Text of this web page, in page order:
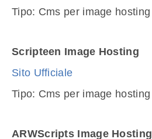
Tipo: Cms per image hosting
Scripteen Image Hosting
Sito Ufficiale
Tipo: Cms per image hosting
ARWScripts Image Hosting